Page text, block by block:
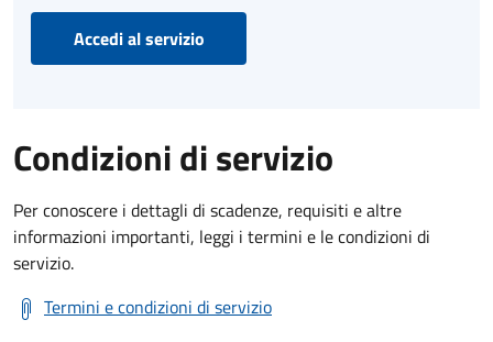
Accedi al servizio
Condizioni di servizio
Per conoscere i dettagli di scadenze, requisiti e altre
informazioni importanti, leggi i termini e le condizioni di
servizio.
Termini e condizioni di servizio